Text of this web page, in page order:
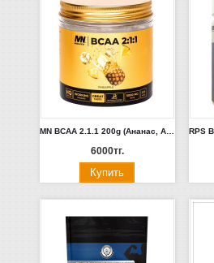
MN BCAA 2.1.1 200g (Ананас, Апельсин, Кола, Лимонад, Бабл гам)
6000тг.